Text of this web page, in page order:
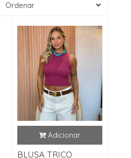
BLUSA TRICO